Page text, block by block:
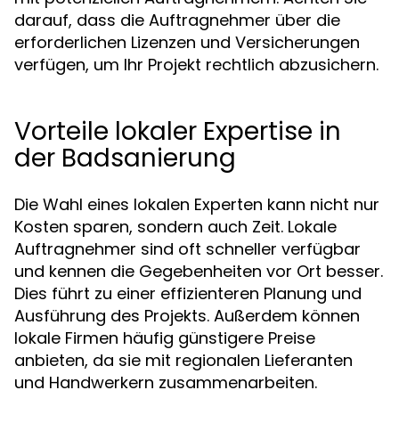
darauf, dass die Auftragnehmer über die
erforderlichen Lizenzen und Versicherungen
verfügen, um Ihr Projekt rechtlich abzusichern.
Vorteile lokaler Expertise in
der Badsanierung
Die Wahl eines lokalen Experten kann nicht nur
Kosten sparen, sondern auch Zeit. Lokale
Auftragnehmer sind oft schneller verfügbar
und kennen die Gegebenheiten vor Ort besser.
Dies führt zu einer effizienteren Planung und
Ausführung des Projekts. Außerdem können
lokale Firmen häufig günstigere Preise
anbieten, da sie mit regionalen Lieferanten
und Handwerkern zusammenarbeiten.